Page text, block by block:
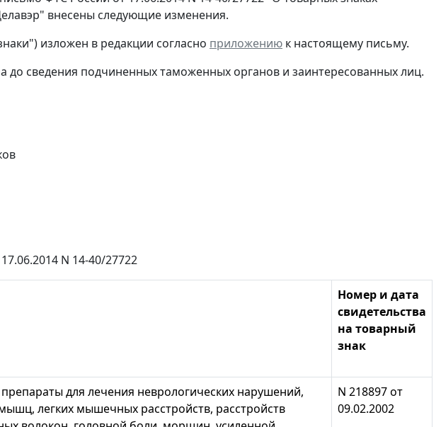
внесены следующие изменения.
изложен в редакции согласно приложению к настоящему письму.
сведения подчиненных таможенных органов и заинтересованных лиц.
N 14-40/27722
Номер и дата
свидетельства
на товарный
знак
для лечения неврологических нарушений,
легких мышечных расстройств, расстройств
N 218897 от
09.02.2002